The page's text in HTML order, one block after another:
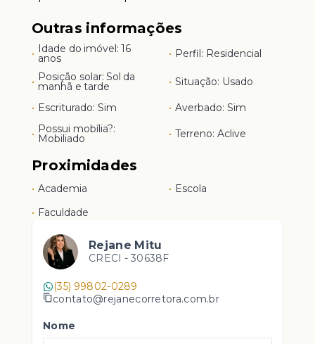
Outras informações
• Idade do imóvel: 16
anos • Perfil: Residencial
• Posição solar: Sol da
manhã e tarde • Situação: Usado
• Escriturado: Sim • Averbado: Sim
• Possui mobília?:
Mobiliado • Terreno: Aclive
Proximidades
• Academia • Escola
• Faculdade
Rejane Mitu
CRECI - 30638F
(35) 99802-0289
contato@rejanecorretora.com.br
Nome